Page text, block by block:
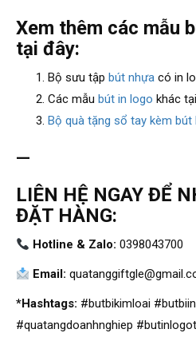
Xem thêm các mẫu
tại đây:
Bộ sưu tập bút nhựa có in
Các mẫu bút in logo khác
Bộ quà tặng sổ tay kèm bút
—
LIÊN HỆ NGAY ĐỂ
ĐẶT HÀNG:
Hotline & Zalo: 0398043700
Email:
*Hashtags: #butbikimloai
#quatangdoanhnghiep